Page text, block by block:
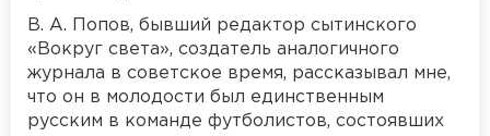
В. А. Попов, бывший редактор сытинского
«Вокруг света», создатель аналогичного
журнала в советское время, рассказывал мне,
что он в молодости был единственным
русским в команде футболистов, состоявших